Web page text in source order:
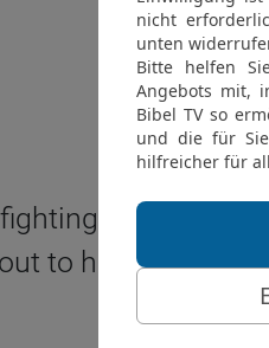
1 Chr 5
them, and
to him during